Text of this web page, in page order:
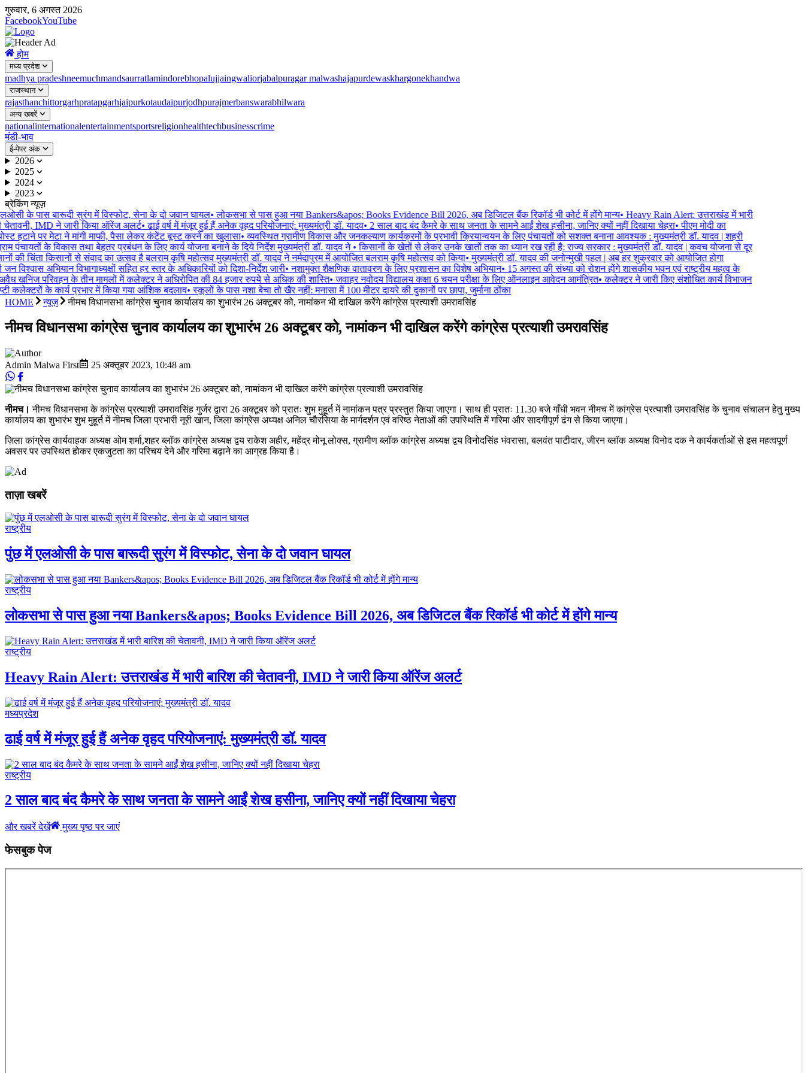
गुरुवार, 6 अगस्त 2026
FacebookYouTube
होम
मध्य प्रदेश
madhya pradeshneemuchmandsaurratlamindorebhopalujjaingwaliorjabalpuragar malwashajapurdewaskhargonekhandwa
राजस्थान
rajasthanchittorgarhpratapgarhjaipurkotaudaipurjodhpurajmerbanswarabhilwara
अन्य खबरें
nationalinternationalentertainmentsportsreligionhealthtechbusinesscrime
मंडी-भाव
ई-पेपर अंक
2026
2025
2024
2023
ब्रेकिंग न्यूज़
के पास बारूदी सुरंग में विस्फोट, सेना के दो जवान घायल•लोकसभा से पास हुआ नया Bankers&apos; Books Evidence Bill 2026, अब डिजिटल बैंक रिकॉर्ड भी कोर्ट में होंगे मान्य•Heavy Rain Alert: उत्तराखंड में भारी
IMD ने जारी किया ऑरेंज अलर्ट•ढाई वर्ष में मंजूर हुई हैं अनेक वृहद परियोजनाएं: मुख्यमंत्री डॉ. यादव•2 साल बाद बंद कैमरे के साथ जनता के सामने आईं शेख हसीना, जानिए क्यों नहीं दिखाया चेहरा•पीएम मोदी का
हटाने पर मेटा ने मांगी माफी, पैसा लेकर कंटेंट बूस्ट करने का खुलासा•व्यवस्थित ग्रामीण विकास और जनकल्याण कार्यक्रमों के प्रभावी क्रियान्वयन के लिए पंचायतों को सशक्त बनाना आवश्यक : मुख्यमंत्री डॉ. यादव | शहरी
पंचायतों के विकास तथा बेहतर प्रबंधन के लिए कार्य योजना बनाने के दिये निर्देश मुख्यमंत्री डॉ. यादव ने•किसानों के खेतों से लेकर उनके खातों तक का ध्यान रख रही है: राज्य सरकार : मुख्यमंत्री डॉ. यादव | कवच योजना से दूर
की चिंता किसानों से संवाद का उत्सव है बलराम कृषि महोत्सव मुख्यमंत्री डॉ. यादव ने नर्मदापुरम में आयोजित बलराम कृषि महोत्सव को किया•मुख्यमंत्री डॉ. यादव की जनोन्मुखी पहल | अब हर शुक्रवार को आयोजित होगा
विश्वास अभियान विभागाध्यक्षों सहित हर स्तर के अधिकारियों को दिशा-निर्देश जारी•नशामुक्त शैक्षणिक वातावरण के लिए प्रशासन का विशेष अभियान•15 अगस्त की संध्या को रोशन होंगे शासकीय भवन एवं राष्ट्रीय महत्व के
खनिज परिवहन के तीन मामलों में कलेक्टर ने अधिरोपित की 84 हजार रुपये से अधिक की शास्ति•जवाहर नवोदय विद्यालय कक्षा 6 चयन परीक्षा के लिए ऑनलाइन आवेदन आमंत्रित•कलेक्टर ने जारी किए संशोधित कार्य विभाजन
कलेक्टरों के कार्य प्रभार में किया गया आंशिक बदलाव•स्कूलों के पास नशा बेचा तो खैर नहीं: मनासा में 100 मीटर दायरे की दुकानों पर छापा, जुर्माना ठोंका
HOME
न्यूज़ नीमच विधानसभा कांग्रेस चुनाव कार्यालय का शुभारंभ 26 अक्टूबर को, नामांकन भी दाखिल करेंगे कांग्रेस प्रत्याशी उमरावसिंह
नीमच विधानसभा कांग्रेस चुनाव कार्यालय का शुभारंभ 26 अक्टूबर को, नामांकन भी दाखिल करेंगे कांग्रेस प्रत्याशी उमरावसिंह
Admin Malwa First 25 अक्तूबर 2023, 10:48 am
नीमच। नीमच विधानसभा के कांग्रेस प्रत्याशी उमरावसिंह गुर्जर द्वारा 26 अक्टूबर को प्रातः शुभ मुहूर्त में नामांकन पत्र प्रस्तुत किया जाएगा। साथ ही प्रातः 11.30 बजे गाँधी भवन नीमच में कांग्रेस प्रत्याशी उमरावसिंह के चुनाव संचालन हेतु मुख्य
कार्यालय का शुभारंभ शुभ मुहूर्त में नीमच जिला प्रभारी नूरी खान, जिला कांग्रेस अध्यक्ष अनिल चौरसिया के मार्गदर्शन एवं वरिष्ठ नेताओं की उपस्थिति में गरिमा और सादगीपूर्ण ढंग से किया जाएगा।
ज़िला कांग्रेस कार्यवाहक अध्यक्ष ओम शर्मा,शहर ब्लॉक कांग्रेस अध्यक्ष द्वय राकेश अहीर, महेंद्र मोनू लोक्स, ग्रामीण ब्लॉक कांग्रेस अध्यक्ष द्वय विनोदसिंह भंवरासा, बलवंत पाटीदार, जीरन ब्लॉक अध्यक्ष विनोद दक ने कार्यकर्ताओं से इस महत्वपूर्ण
अवसर पर उपस्थित होकर एकजुटता का परिचय देने और गरिमा बढ़ाने का आग्रह किया है।
ताज़ा खबरें
राष्ट्रीय
पुंछ में एलओसी के पास बारूदी सुरंग में विस्फोट, सेना के दो जवान घायल
राष्ट्रीय
लोकसभा से पास हुआ नया Bankers&apos; Books Evidence Bill 2026, अब डिजिटल बैंक रिकॉर्ड भी कोर्ट में होंगे मान्य
राष्ट्रीय
Heavy Rain Alert: उत्तराखंड में भारी बारिश की चेतावनी, IMD ने जारी किया ऑरेंज अलर्ट
मध्यप्रदेश
ढाई वर्ष में मंजूर हुई हैं अनेक वृहद परियोजनाएं: मुख्यमंत्री डॉ. यादव
राष्ट्रीय
2 साल बाद बंद कैमरे के साथ जनता के सामने आईं शेख हसीना, जानिए क्यों नहीं दिखाया चेहरा
और खबरें देखें मुख्य पृष्ठ पर जाएं
फेसबुक पेज